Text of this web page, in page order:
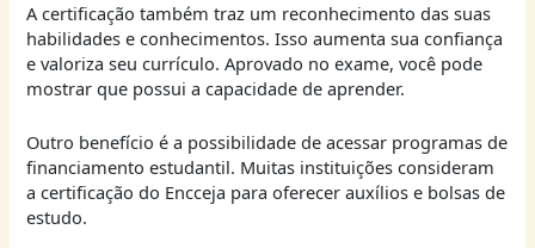
A certificação também traz um reconhecimento das suas
habilidades e conhecimentos. Isso aumenta sua confiança
e valoriza seu currículo. Aprovado no exame, você pode
mostrar que possui a capacidade de aprender.
Outro benefício é a possibilidade de acessar programas de
financiamento estudantil. Muitas instituições consideram
a certificação do Encceja para oferecer auxílios e bolsas de
estudo.